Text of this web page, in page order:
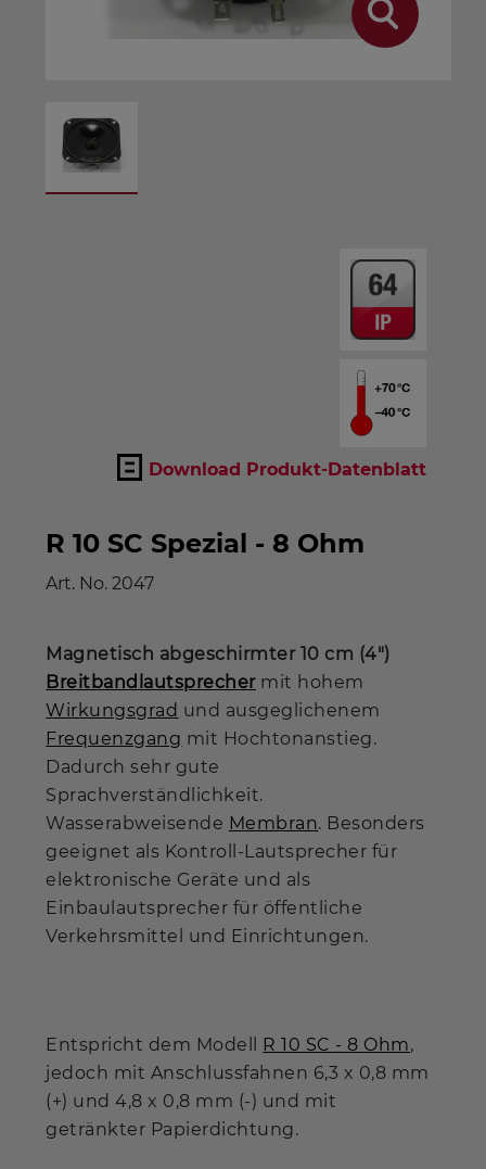
Download Produkt-Datenblatt
R 10 SC Spezial - 8 Ohm
Art. No. 2047
Magnetisch abgeschirmter 10 cm (4")
Breitbandlautsprecher mit hohem
Wirkungsgrad und ausgeglichenem
Frequenzgang mit Hochtonanstieg.
Dadurch sehr gute
Sprachverständlichkeit.
Wasserabweisende Membran. Besonders
geeignet als Kontroll-Lautsprecher für
elektronische Geräte und als
Einbaulautsprecher für öffentliche
Verkehrsmittel und Einrichtungen.
Entspricht dem Modell R 10 SC - 8 Ohm,
jedoch mit Anschlussfahnen 6,3 x 0,8 mm
(+) und 4,8 x 0,8 mm (-) und mit
getränkter Papierdichtung.